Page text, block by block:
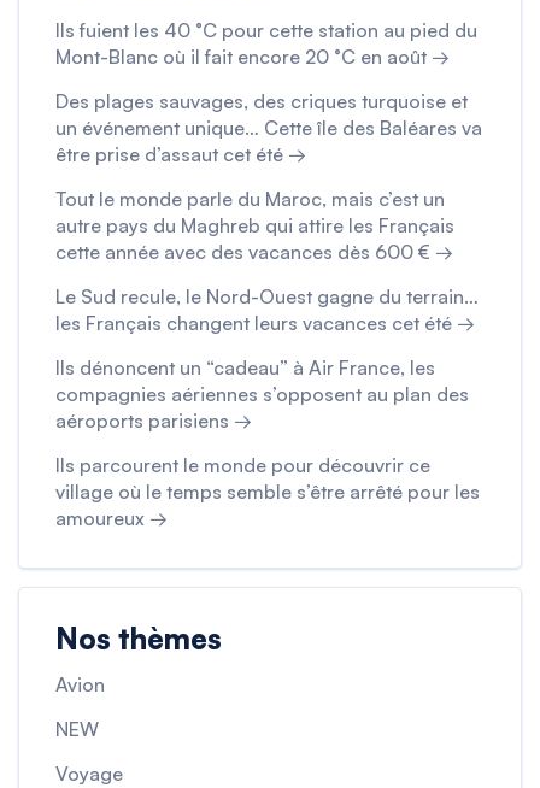
Ils fuient les 40 °C pour cette station au pied du
Mont-Blanc où il fait encore 20 °C en août →
Des plages sauvages, des criques turquoise et
un événement unique… Cette île des Baléares va
être prise d’assaut cet été →
Tout le monde parle du Maroc, mais c’est un
autre pays du Maghreb qui attire les Français
cette année avec des vacances dès 600 € →
Le Sud recule, le Nord-Ouest gagne du terrain…
les Français changent leurs vacances cet été →
Ils dénoncent un “cadeau” à Air France, les
compagnies aériennes s’opposent au plan des
aéroports parisiens →
Ils parcourent le monde pour découvrir ce
village où le temps semble s’être arrêté pour les
amoureux →
Nos thèmes
Avion
NEW
Voyage